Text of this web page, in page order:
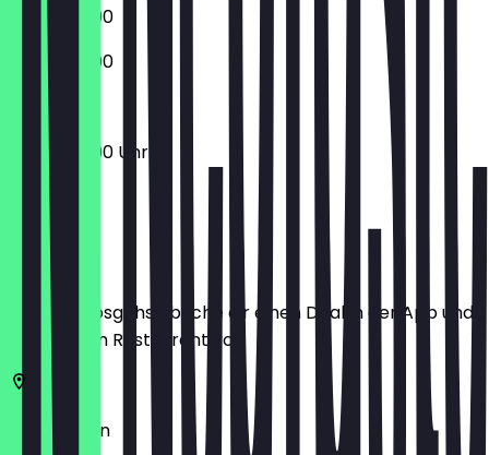
07:30 - 21:00
07:30 - 21:00
07:30 - 21:00 Uhr
Ort
Bevor du losgehst, buche dir einen Deal in der App und
zeige ihn im Restaurant vor.
10247
Berlin